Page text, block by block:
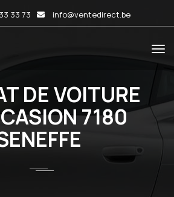
33 73 info@ventedirect.be
DE VOITURE
7180